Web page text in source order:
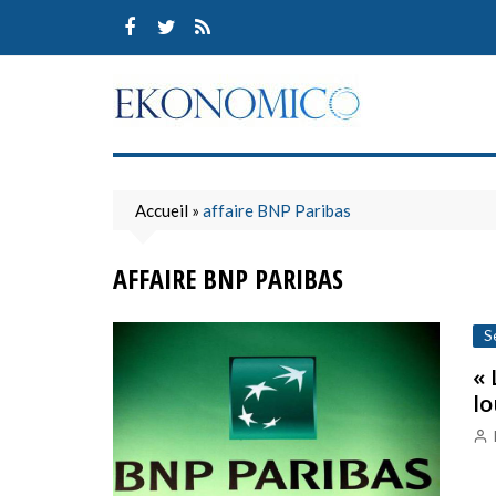
content
Accueil » affaire BNP Paribas
AFFAIRE BNP PARIBAS
«